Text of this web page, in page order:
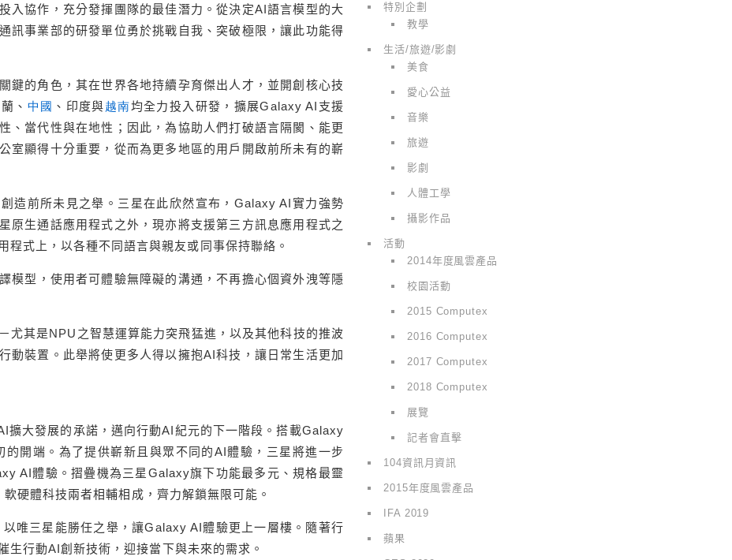
入協作，充分發揮團隊的最佳潛力。從決定AI語言模型的大
訊事業部的研發單位勇於挑戰自我、突破極限，讓此功能得
鍵的角色，其在世界各地持續孕育傑出人才，並開創核心技
、 中國 、印度與越南均全力投入研發，擴展Galaxy AI 支援
、當代性與在地性；因此，為協助人們打破語言隔閡、能更
室顯得十分重要，從而為更多地區的用戶開啟前所未有的嶄
造前所未見之舉。三星在此欣然宣布， Galaxy AI實力強勢
原生通話應用程式之外，現亦將支援第三方訊息應用程式之
程式上，以各種不同語言與親友或同事保持聯絡。
模型，使用者可體驗無障礙的溝通，不再擔心個資外洩等隱
尤其是NPU 之智慧運算能力突飛猛進，以及其他科技的推波
動裝置。此舉將使更多人得以擁抱AI科技，讓日常生活更加
擴大發展的承諾，邁向行動AI紀元的下一階段。搭載Galaxy
的開端。為了提供嶄新且與眾不同的AI體驗，三星將進一步
AI體驗。摺疊機為三星 Galaxy旗下功能最多元、規格最靈
軟硬體科技兩者相輔相成，齊力解鎖無限可能。
以唯三星能勝任之舉，讓Galaxy AI體驗更上一層樓。隨著行
生行動AI創新技術，迎接當下與未來的需求。
特別企劃
教學
生活/旅遊/影劇
美食
愛心公益
音樂
旅遊
影劇
人體工學
攝影作品
活動
2014年度風雲產品
校園活動
2015 Computex
2016 Computex
2017 Computex
2018 Computex
展覽
記者會直擊
104資訊月資訊
2015年度風雲產品
IFA 2019
蘋果